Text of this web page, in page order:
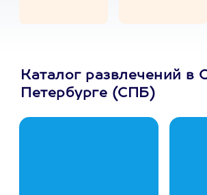
Каталог развлечений в
Петербурге (СПБ)